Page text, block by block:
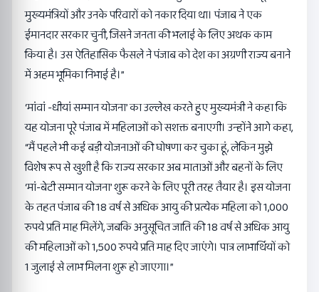
मुख्यमंत्रियों और उनके परिवारों को नकार दिया था। पंजाब ने एक
ईमानदार सरकार चुनी, जिसने जनता की भलाई के लिए अथक काम
किया है। उस ऐतिहासिक फैसले ने पंजाब को देश का अग्रणी राज्य बनाने
में अहम भूमिका निभाई है।”
‘मांवां -धीयां सम्मान योजना’ का उल्लेख करते हुए मुख्यमंत्री ने कहा कि
यह योजना पूरे पंजाब में महिलाओं को सशक्त बनाएगी। उन्होंने आगे कहा,
“मैं पहले भी कई बड़ी योजनाओं की घोषणा कर चुका हूं, लेकिन मुझे
विशेष रूप से खुशी है कि राज्य सरकार अब माताओं और बहनों के लिए
‘मां-बेटी सम्मान योजना’ शुरू करने के लिए पूरी तरह तैयार है। इस योजना
के तहत पंजाब की 18 वर्ष से अधिक आयु की प्रत्येक महिला को 1,000
रुपये प्रति माह मिलेंगे, जबकि अनुसूचित जाति की 18 वर्ष से अधिक आयु
की महिलाओं को 1,500 रुपये प्रति माह दिए जाएंगे। पात्र लाभार्थियों को
1 जुलाई से लाभ मिलना शुरू हो जाएगा।”